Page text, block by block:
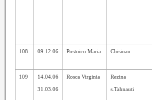
108. 09.12.06 Postoico Maria Chisinau
109 14.04.06
31.03.06
Rosca Virginia Rezina
s.Tahnauti